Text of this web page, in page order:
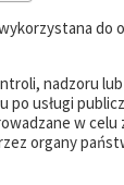
do
nadzoru
usługi
w
organy